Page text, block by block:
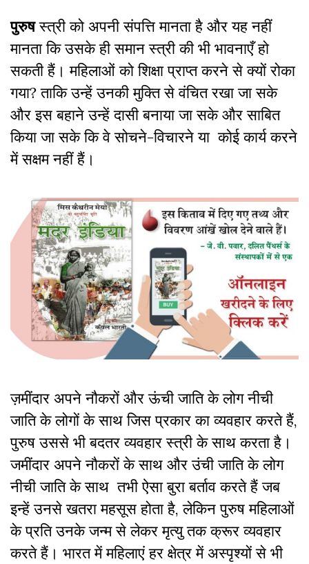
पुरुषस्त्री को अपनी संपत्ति मानता है और यह नहीं
मानता कि उसके ही समान स्त्री की भी भावनाएँ हो
सकती हैं। महिलाओं को शिक्षा प्राप्त करने से क्यों रोका
गया? ताकि उन्हें उनकी मुक्ति से वंचित रखा जा सके
और इस बहाने उन्हें दासी बनाया जा सके और साबित
किया जा सके कि वे सोचने-विचारने या कोई कार्य करने
में सक्षम नहीं हैं।
ज़मींदार अपने नौकरों और ऊंची जाति के लोग नीची
जाति के लोगों के साथ जिस प्रकार का व्यवहार करते हैं,
पुरुष उससे भी बदतर व्यवहार स्त्री के साथ करता है।
जमींदार अपने नौकरों के साथ और उंची जाति के लोग
नीची जाति के साथ तभी ऐसा बुरा बर्ताव करते हैं जब
इन्हें उनसे खतरा महसूस होता है, लेकिन पुरुष महिलाओं
के प्रति उनके जन्म से लेकर मृत्यु तक क्रूर व्यवहार
करते हैं। भारत में महिलाएं हर क्षेत्र में अस्पृश्यों से भी